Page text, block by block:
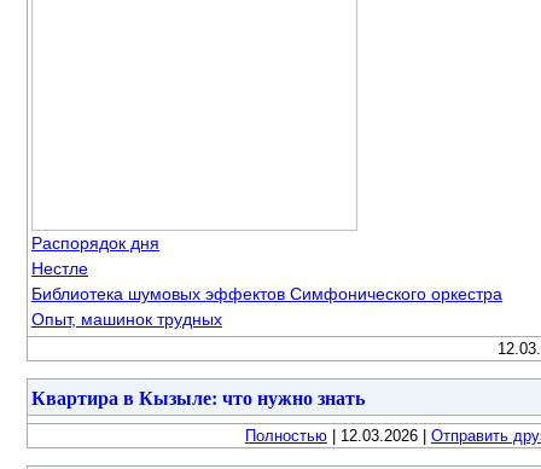
Распорядок дня
Нестле
Библиотека шумовых эффектов Симфонического оркестра
Опыт, машинок трудных
Квартира в Кызыле: что нужно знать
Полностью | 12.03.2026 | Отправить